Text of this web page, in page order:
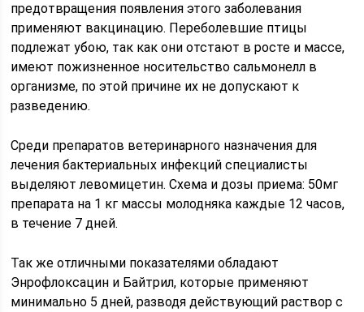
предотвращения появления этого заболевания
применяют вакцинацию. Переболевшие птицы
подлежат убою, так как они отстают в росте и массе,
имеют пожизненное носительство сальмонелл в
организме, по этой причине их не допускают к
разведению.
Среди препаратов ветеринарного назначения для
лечения бактериальных инфекций специалисты
выделяют левомицетин. Схема и дозы приема: 50мг
препарата на 1 кг массы молодняка каждые 12 часов,
в течение 7 дней.
Так же отличными показателями обладают
Энрофлоксацин и Байтрил, которые применяют
минимально 5 дней, разводя действующий раствор с